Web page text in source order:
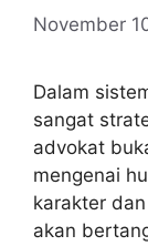
November
Dalam
sangat
advokat
mengenai
karakter
akan